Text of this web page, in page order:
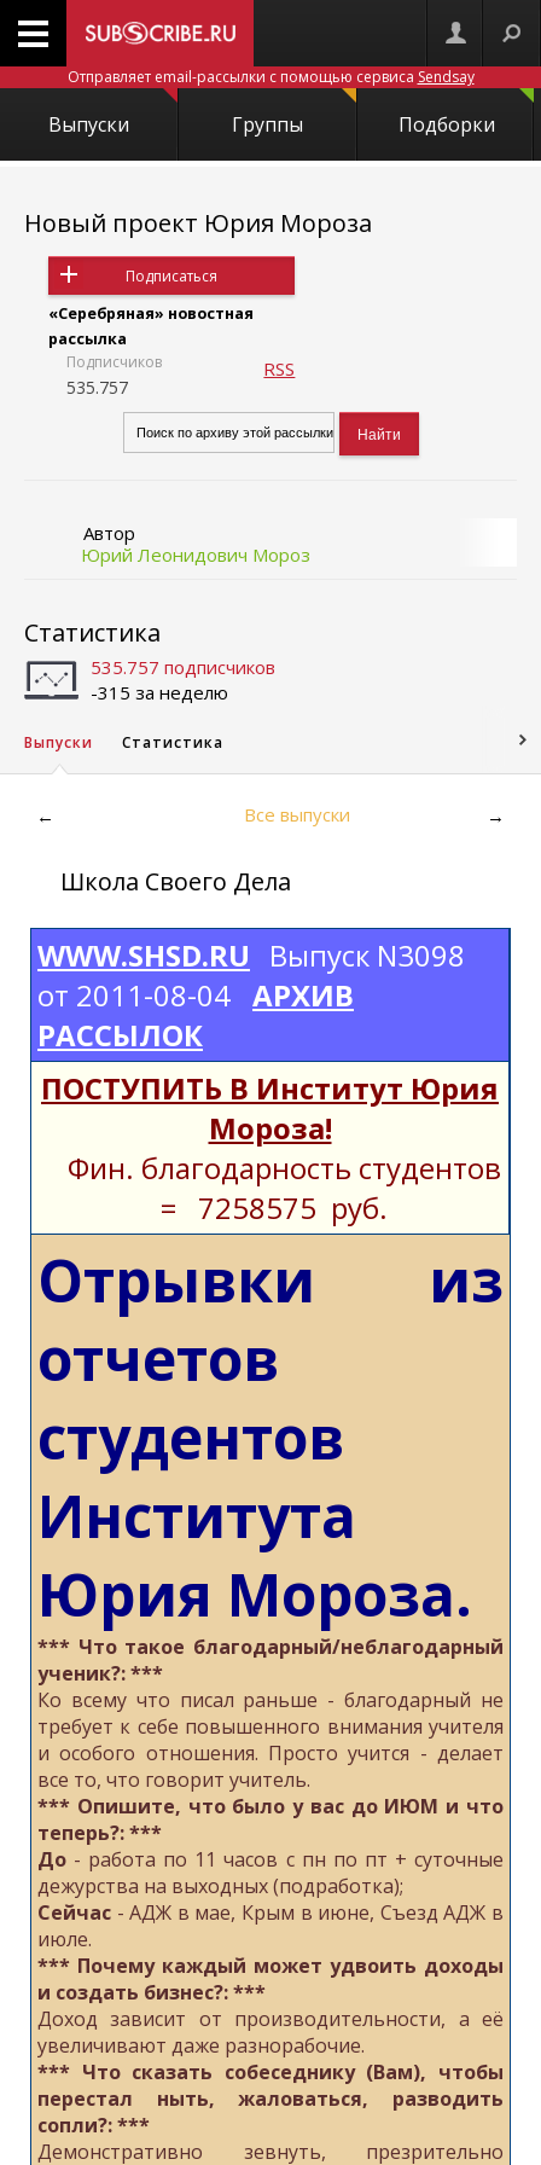
Отправляет email-рассылки с помощью сервиса Sendsay
Выпуски Группы Подборки
Новый проект Юрия Мороза
Подписаться
«Серебряная» новостная
рассылка
Подписчиков
535.757
RSS
Автор
Юрий Леонидович Мороз
Статистика
535.757 подписчиков
-315 за неделю
Выпуски Статистика
← Все выпуски →
Школа Своего Дела
WWW.SHSD.RU
Выпуск N3098
от 2011-08-04 АРХИВ
РАССЫЛОК
ПОСТУПИТЬ В Институт Юрия
Мороза!
Фин. благодарность студентов
= 7258575 руб.
Отрывки из
отчетов
студентов
Института
Юрия Мороза.
*** Что такое благодарный/неблагодарный
ученик?: ***
Ко всему что писал раньше - благодарный не
требует к себе повышенного внимания учителя
и особого отношения. Просто учится - делает
все то, что говорит учитель.
*** Опишите, что было у вас до ИЮМ и что
теперь?: ***
До - работа по 11 часов с пн по пт + суточные
дежурства на выходных (подработка);
Сейчас - АДЖ в мае, Крым в июне, Съезд АДЖ в
июле.
*** Почему каждый может удвоить доходы
и создать бизнес?: ***
Доход зависит от производительности, а её
увеличивают даже разнорабочие.
*** Что сказать собеседнику (Вам), чтобы
перестал ныть, жаловаться, разводить
сопли?: ***
Демонстративно зевнуть, презрительно